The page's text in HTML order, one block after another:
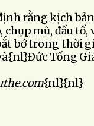
rằng kịch
chụp mũ, đấu
bớ trong thời
Tổng
{nl}{nl}